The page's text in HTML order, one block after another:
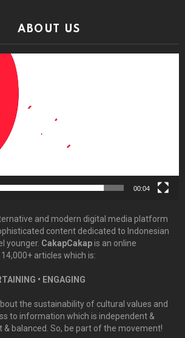
ABOUT US
00:04
and modern digital media platform
content dedicated to Indonesian
younger. CakapCakapis an online
articles which is:
• ENGAGING
the sustainability of cultural values and
to information which is independent &
balanced. So, be part of the movement!